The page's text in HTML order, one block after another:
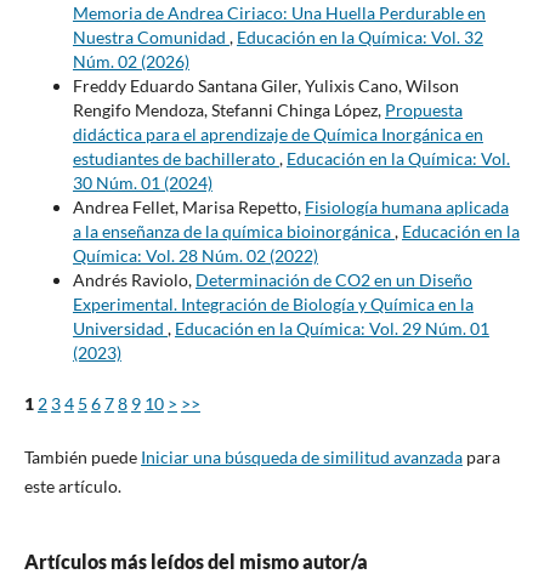
Memoria de Andrea Ciriaco: Una Huella Perdurable en
Nuestra Comunidad , Educación en la Química: Vol. 32
Núm. 02 (2026)
Freddy Eduardo Santana Giler, Yulixis Cano, Wilson
Rengifo Mendoza, Stefanni Chinga López, Propuesta
didáctica para el aprendizaje de Química Inorgánica en
estudiantes de bachillerato, Educación en la Química: Vol.
30 Núm. 01 (2024)
Andrea Fellet, Marisa Repetto, Fisiología humana aplicada
a la enseñanza de la química bioinorgánica, Educación en la
Química: Vol. 28 Núm. 02 (2022)
Andrés Raviolo, Determinación de CO2 en un Diseño
Experimental. Integración de Biología y Química en la
Universidad , Educación en la Química: Vol. 29 Núm. 01
(2023)
1 2 34 5 678 9 10 > >>
También puede Iniciar una búsqueda de similitud avanzadapara
este artículo.
Artículos más leídos del mismo autor/a